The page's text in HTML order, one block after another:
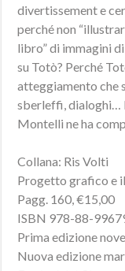
divertissement e
perché non
libro” di immagini
su Totò? Perché
atteggiamento che
sberleffi, dialoghi…
Montelli ne ha
Collana: Ris Volti
Progetto grafico e
Pagg. 160, €15,00
ISBN 978-88-
Prima edizione
Nuova edizione